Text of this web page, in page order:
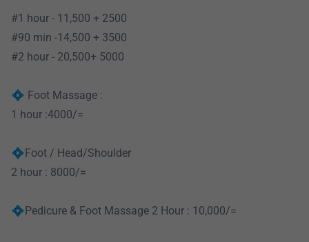
#1 hour - 11,500 + 2500
#90 min -14,500 + 3500
#2 hour - 20,500+ 5000
💠 Foot Massage :
1 hour :4000/=
💠Foot / Head/Shoulder
2 hour : 8000/=
💠Pedicure & Foot Massage 2 Hour : 10,000/=